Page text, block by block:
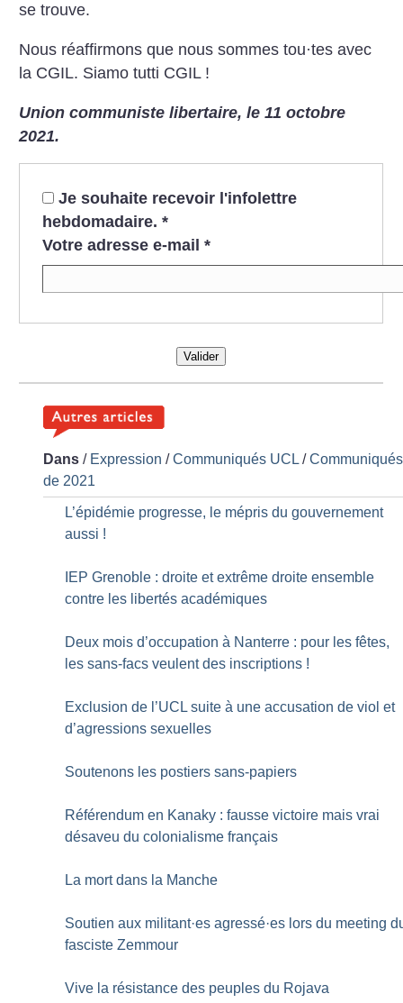
se trouve.
Nous réaffirmons que nous sommes tou·tes avec
la CGIL. Siamo tutti CGIL !
Union communiste libertaire, le 11 octobre
2021.
Je souhaite recevoir l'infolettre
hebdomadaire. *
Votre adresse e-mail *
Valider
Dans / Expression /Communiqués UCL /Communiqués
de 2021
L’épidémie progresse, le mépris du gouvernement
aussi !
IEP Grenoble : droite et extrême droite ensemble
contre les libertés académiques
Deux mois d’occupation à Nanterre : pour les fêtes,
les sans-facs veulent des inscriptions !
Exclusion de l’UCL suite à une accusation de viol et
d’agressions sexuelles
Soutenons les postiers sans-papiers
Référendum en Kanaky : fausse victoire mais vrai
désaveu du colonialisme français
La mort dans la Manche
Soutien aux militant·es agressé·es lors du meeting
fasciste Zemmour
Vive la résistance des peuples du Rojava